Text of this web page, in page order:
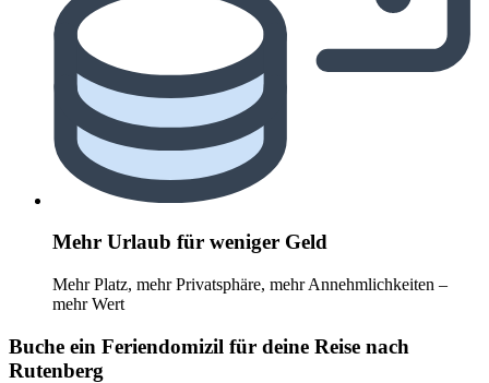
Mehr Urlaub für weniger Geld
Mehr Platz, mehr Privatsphäre, mehr Annehmlichkeiten –
mehr Wert
Buche ein Feriendomizil für deine Reise nach
Rutenberg